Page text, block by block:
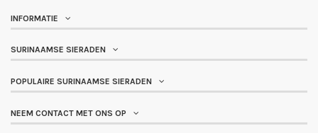
INFORMATIE
SURINAAMSE SIERADEN
POPULAIRE SURINAAMSE SIERADEN
NEEM CONTACT MET ONS OP